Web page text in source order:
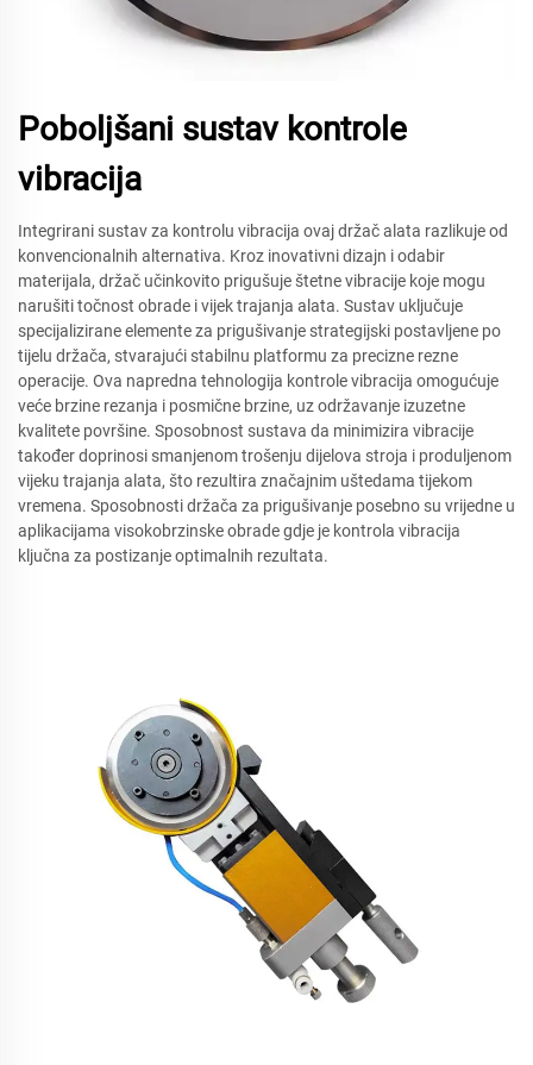
Poboljšani sustav kontrole
vibracija
Integrirani sustav za kontrolu vibracija ovaj držač alata razlikuje od
konvencionalnih alternativa. Kroz inovativni dizajn i odabir
materijala, držač učinkovito prigušuje štetne vibracije koje mogu
narušiti točnost obrade i vijek trajanja alata. Sustav uključuje
specijalizirane elemente za prigušivanje strategijski postavljene po
tijelu držača, stvarajući stabilnu platformu za precizne rezne
operacije. Ova napredna tehnologija kontrole vibracija omogućuje
veće brzine rezanja i posmične brzine, uz održavanje izuzetne
kvalitete površine. Sposobnost sustava da minimizira vibracije
također doprinosi smanjenom trošenju dijelova stroja i produljenom
vijeku trajanja alata, što rezultira značajnim uštedama tijekom
vremena. Sposobnosti držača za prigušivanje posebno su vrijedne u
aplikacijama visokobrzinske obrade gdje je kontrola vibracija
ključna za postizanje optimalnih rezultata.